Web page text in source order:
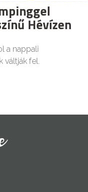
Hévízen
a nappali
váltják fel.